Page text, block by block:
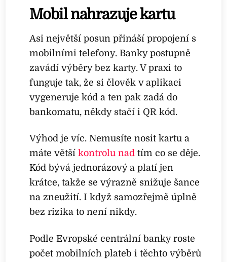
Mobil nahrazuje kartu
Asi největší posun přináší propojení s
mobilními telefony. Banky postupně
zavádí výběry bez karty. V praxi to
funguje tak, že si člověk v aplikaci
vygeneruje kód a ten pak zadá do
bankomatu, někdy stačí i QR kód.
Výhod je víc. Nemusíte nosit kartu a
máte většíkontrolu nad tím co se děje.
Kód bývá jednorázový a platí jen
krátce, takže se výrazně snižuje šance
na zneužití. I když samozřejmě úplně
bez rizika to není nikdy.
Podle Evropské centrální banky roste
počet mobilních plateb i těchto výběrů